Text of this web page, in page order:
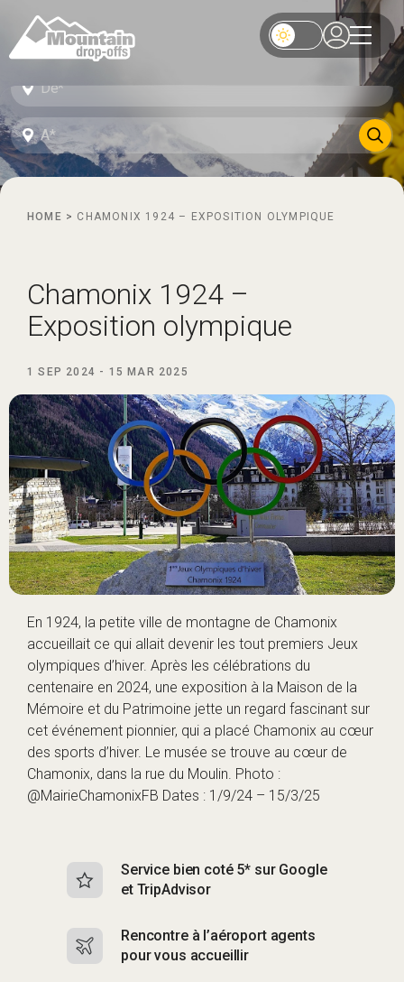
HOME > CHAMONIX 1924 – EXPOSITION OLYMPIQUE
Chamonix 1924 –
Exposition olympique
1 SEP 2024 - 15 MAR 2025
En 1924, la petite ville de montagne de Chamonix
accueillait ce qui allait devenir les tout premiers Jeux
olympiques d’hiver. Après les célébrations du
centenaire en 2024, une exposition à la Maison de la
Mémoire et du Patrimoine jette un regard fascinant sur
cet événement pionnier, qui a placé Chamonix au cœur
des sports d’hiver. Le musée se trouve au cœur de
Chamonix, dans la rue du Moulin. Photo :
@MairieChamonixFB Dates : 1/9/24 – 15/3/25
Service bien coté 5* sur Google
et TripAdvisor
Rencontre à l’aéroport agents
pour vous accueillir